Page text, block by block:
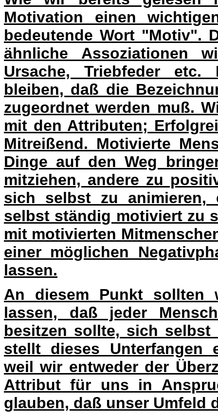
Motivation einen
bedeutende Wort "Motiv".
ähnliche Assoziationen
Ursache, Triebfeder
bleiben, daß die
zugeordnet werden muß.
mit den Attributen;
Mitreißend. Motivierte
Dinge auf den Weg
mitziehen, andere zu
sich selbst zu animieren,
selbst ständig motiviert zu
mit motivierten
einer möglichen
lassen.
An diesem Punkt sollten
lassen, daß jeder
besitzen sollte, sich
stellt dieses Unterfangen
weil wir entweder der
Attribut für uns in
glauben, daß unser Umfeld